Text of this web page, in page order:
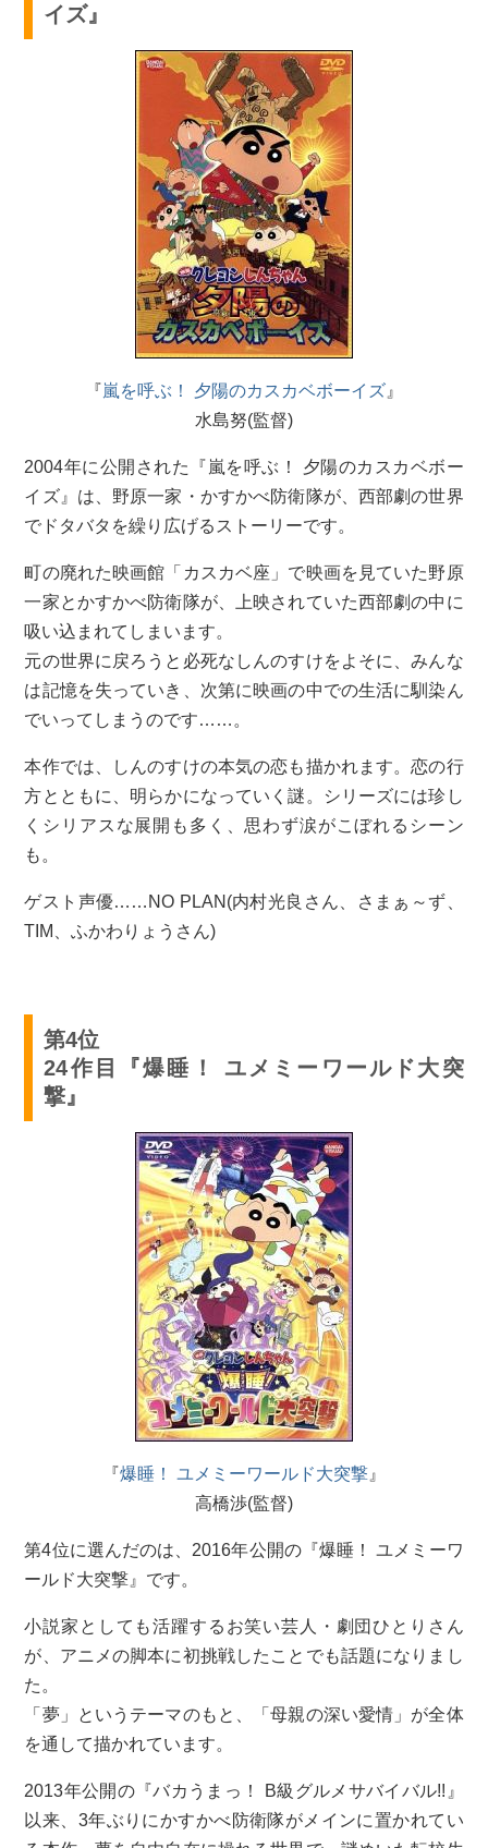
イズ』
『嵐を呼ぶ！ 夕陽のカスカベボーイズ 』
水島努(監督)
2004年に公開された『嵐を呼ぶ！ 夕陽のカスカベボー
イズ』は、野原一家・かすかべ防衛隊が、西部劇の世界
でドタバタを繰り広げるストーリーです。
町の廃れた映画館「カスカベ座」で映画を見ていた野原
一家とかすかべ防衛隊が、上映されていた西部劇の中に
吸い込まれてしまいます。
元の世界に戻ろうと必死なしんのすけをよそに、みんな
は記憶を失っていき、次第に映画の中での生活に馴染ん
でいってしまうのです……。
本作では、しんのすけの本気の恋も描かれます。恋の行
方とともに、明らかになっていく謎。シリーズには珍し
くシリアスな展開も多く、思わず涙がこぼれるシーン
も。
ゲスト声優……NO PLAN(内村光良さん、さまぁ～ず、
TIM、ふかわりょうさん)
第4位
24作目『爆睡！ ユメミーワールド大突
撃』
『爆睡！ ユメミーワールド大突撃 』
高橋渉(監督)
第4位に選んだのは、2016年公開の『爆睡！ ユメミーワ
ールド大突撃』です。
小説家としても活躍するお笑い芸人・劇団ひとりさん
が、アニメの脚本に初挑戦したことでも話題になりまし
た。
「夢」というテーマのもと、「母親の深い愛情」が全体
を通して描かれています。
2013年公開の『バカうまっ！ B級グルメサバイバル!!』
以来、3年ぶりにかすかべ防衛隊がメインに置かれてい